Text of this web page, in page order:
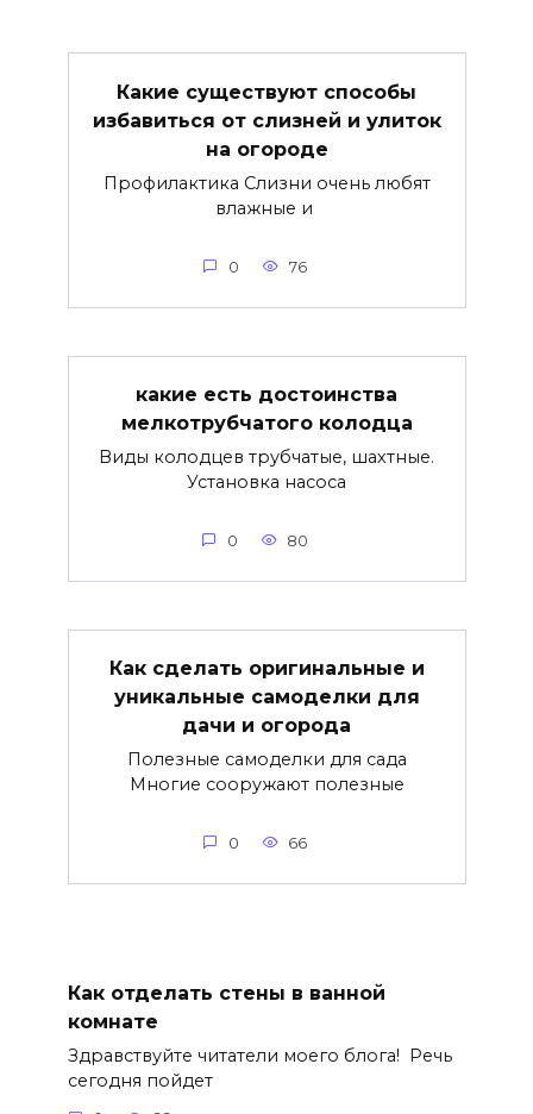
Какие существуют способы
избавиться от слизней и улиток
на огороде
Профилактика Слизни очень любят
влажные и
0 76
какие есть достоинства
мелкотрубчатого колодца
Виды колодцев трубчатые, шахтные.
Установка насоса
0 80
Как сделать оригинальные и
уникальные самоделки для
дачи и огорода
Полезные самоделки для сада
Многие сооружают полезные
0 66
Как отделать стены в ванной
комнате
Здравствуйте читатели моего блога! Речь
сегодня пойдет